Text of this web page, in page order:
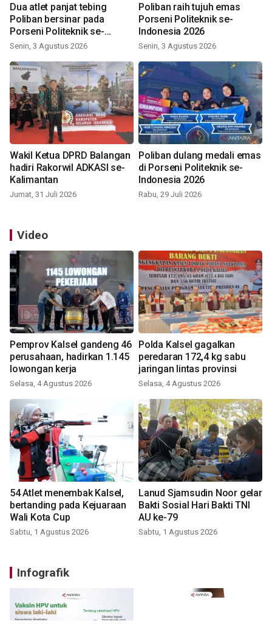
Dua atlet panjat tebing
Poliban bersinar pada
Porseni Politeknik se-
Indonesia 2026
Senin, 3 Agustus 2026
Poliban raih tujuh emas
Porseni Politeknik se-
Indonesia 2026
Senin, 3 Agustus 2026
Wakil Ketua DPRD Balangan
hadiri Rakorwil ADKASI se-
Kalimantan
Jumat, 31 Juli 2026
Poliban dulang medali emas
di Porseni Politeknik se-
Indonesia 2026
Rabu, 29 Juli 2026
Video
Pemprov Kalsel gandeng 46
perusahaan, hadirkan 1.145
lowongan kerja
Selasa, 4 Agustus 2026
Polda Kalsel gagalkan
peredaran 172,4 kg sabu
jaringan lintas provinsi
Selasa, 4 Agustus 2026
54 Atlet menembak Kalsel,
bertanding pada Kejuaraan
Wali Kota Cup
Sabtu, 1 Agustus 2026
Lanud Sjamsudin Noor gelar
Bakti Sosial Hari Bakti TNI
AU ke-79
Sabtu, 1 Agustus 2026
Infografik